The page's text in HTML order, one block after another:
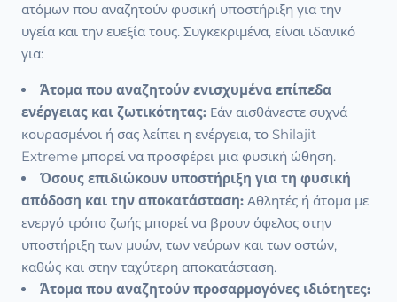
ατόμων που αναζητούν φυσική υποστήριξη για την
υγεία και την ευεξία τους. Συγκεκριμένα, είναι ιδανικό
για:
Άτομα που αναζητούν ενισχυμένα επίπεδα
ενέργειας και ζωτικότητας: Εάν αισθάνεστε συχνά
κουρασμένοι ή σας λείπει η ενέργεια, το Shilajit
Extreme μπορεί να προσφέρει μια φυσική ώθηση.
Όσους επιδιώκουν υποστήριξη για τη φυσική
απόδοση και την αποκατάσταση: Αθλητές ή άτομα με
ενεργό τρόπο ζωής μπορεί να βρουν όφελος στην
υποστήριξη των μυών, των νεύρων και των οστών,
καθώς και στην ταχύτερη αποκατάσταση.
Άτομα που αναζητούν προσαρμογόνες ιδιότητες: